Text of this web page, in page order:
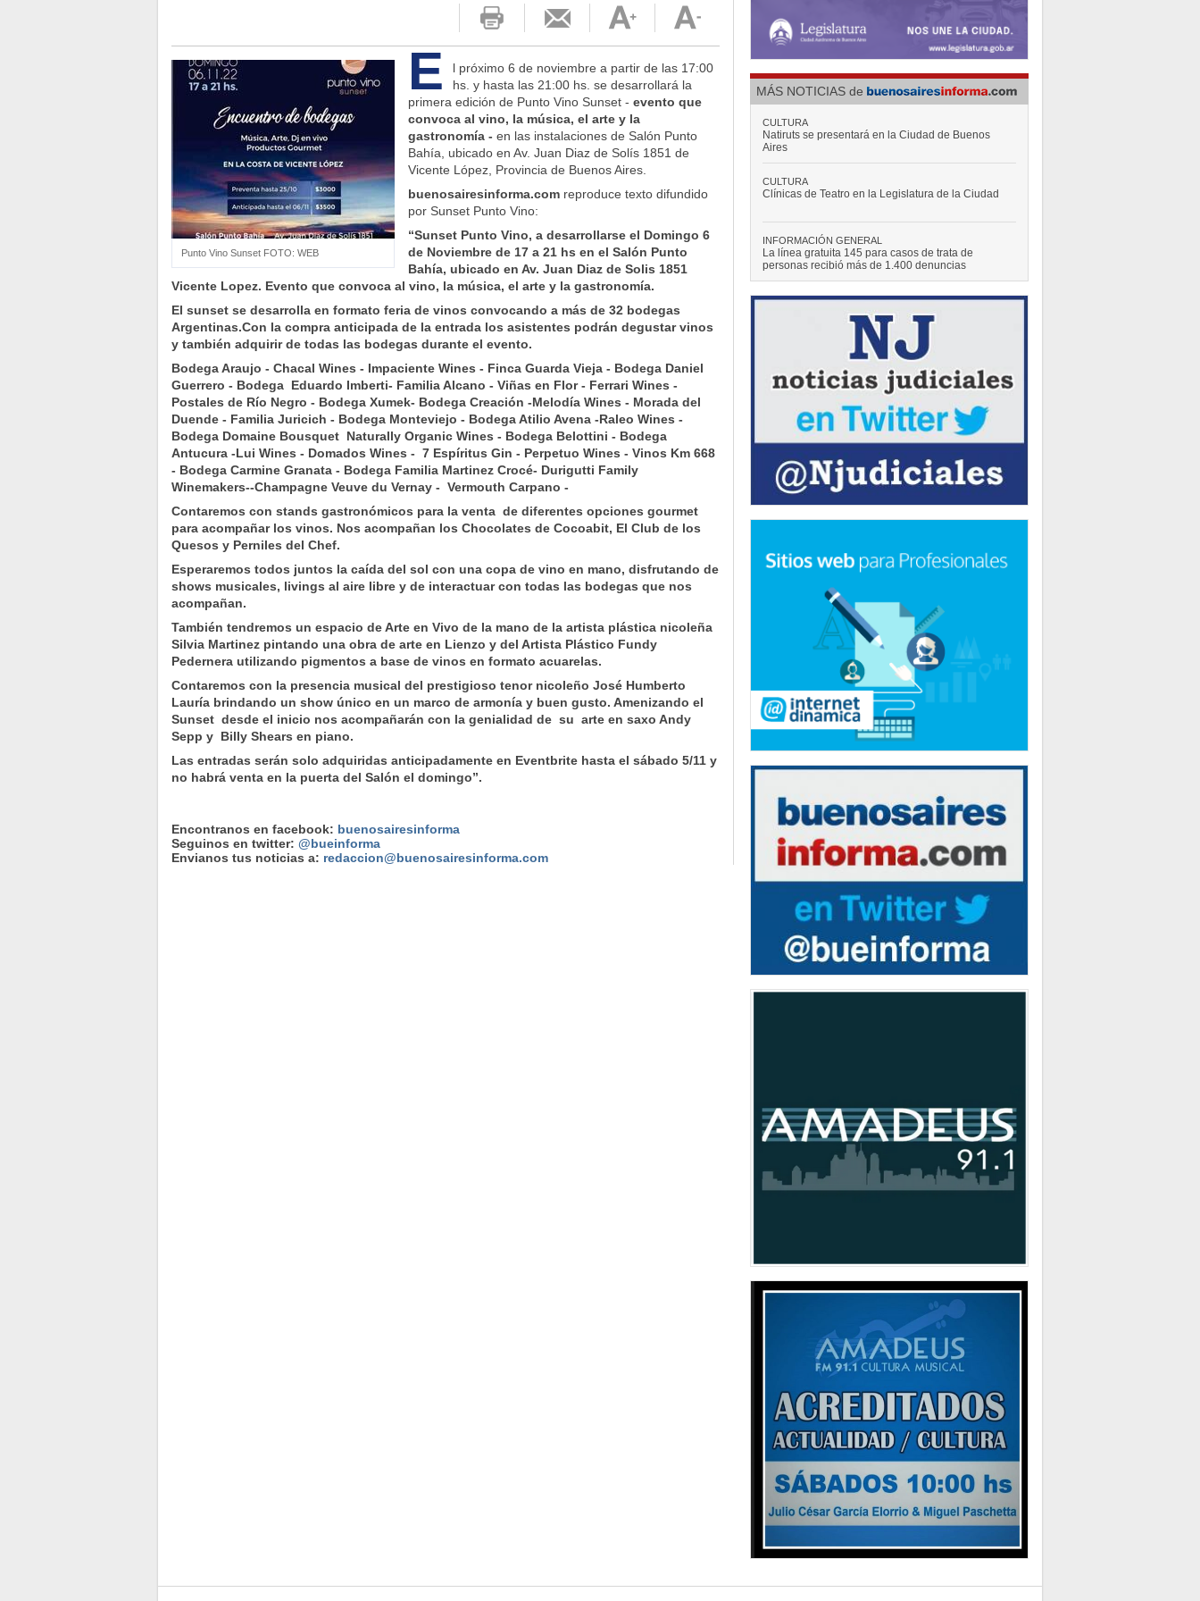
Punto Vino Sunset FOTO: WEB
E
l próximo 6 de noviembre a partir de las 17:00
hs. y hasta las 21:00 hs. se desarrollará la
primera edición de Punto Vino Sunset - evento que
convoca al vino, la música, el arte y la
gastronomía - en las instalaciones de Salón Punto
Bahía, ubicado en Av. Juan Diaz de Solís 1851 de
Vicente López, Provincia de Buenos Aires.
buenosairesinforma.com reproduce texto difundido
por Sunset Punto Vino:
“Sunset Punto Vino, a desarrollarse el Domingo 6
de Noviembre de 17 a 21 hs en el Salón Punto
Bahía, ubicado en Av. Juan Diaz de Solis 1851
Vicente Lopez. Evento que convoca al vino, la música, el arte y la gastronomía.
El sunset se desarrolla en formato feria de vinos convocando a más de 32 bodegas
Argentinas.Con la compra anticipada de la entrada los asistentes podrán degustar vinos
y también adquirir de todas las bodegas durante el evento.
Bodega Araujo - Chacal Wines - Impaciente Wines - Finca Guarda Vieja - Bodega Daniel
Guerrero - Bodega Eduardo Imberti- Familia Alcano - Viñas en Flor - Ferrari Wines -
Postales de Río Negro - Bodega Xumek- Bodega Creación -Melodía Wines - Morada del
Duende - Familia Juricich - Bodega Monteviejo - Bodega Atilio Avena -Raleo Wines -
Bodega Domaine Bousquet Naturally Organic Wines - Bodega Belottini - Bodega
Antucura -Lui Wines - Domados Wines - 7 Espíritus Gin - Perpetuo Wines - Vinos Km 668
- Bodega Carmine Granata - Bodega Familia Martinez Crocé- Durigutti Family
Winemakers--Champagne Veuve du Vernay - Vermouth Carpano -
Contaremos con stands gastronómicos para la venta de diferentes opciones gourmet
para acompañar los vinos. Nos acompañan los Chocolates de Cocoabit, El Club de los
Quesos y Perniles del Chef.
Esperaremos todos juntos la caída del sol con una copa de vino en mano, disfrutando de
shows musicales, livings al aire libre y de interactuar con todas las bodegas que nos
acompañan.
También tendremos un espacio de Arte en Vivo de la mano de la artista plástica nicoleña
Silvia Martinez pintando una obra de arte en Lienzo y del Artista Plástico Fundy
Pedernera utilizando pigmentos a base de vinos en formato acuarelas.
Contaremos con la presencia musical del prestigioso tenor nicoleño José Humberto
Lauría brindando un show único en un marco de armonía y buen gusto. Amenizando el
Sunset desde el inicio nos acompañarán con la genialidad de su arte en saxo Andy
Sepp y Billy Shears en piano.
Las entradas serán solo adquiridas anticipadamente en Eventbrite hasta el sábado 5/11 y
no habrá venta en la puerta del Salón el domingo”.
Encontranos en facebook: buenosairesinforma
Seguinos en twitter: @bueinforma
Envianos tus noticias a: redaccion@buenosairesinforma.com
MÁS NOTICIAS de
El Consejero Gustavo Letner obtiene fondos para
realizar visita en los Estados Unidos de América
Los ciudadanos que no votaron en las pasadas
elecciones deberán regularizar su situación
CULTURA
Natiruts se presentará en la Ciudad de Buenos
Aires
CULTURA
Clínicas de Teatro en la Legislatura de la Ciudad
INFORMACIÓN GENERAL
La línea gratuita 145 para casos de trata de
personas recibió más de 1.400 denuncias
POLÍTICA
"Hemos logrado reducir en un 35 por ciento la
cantidad de residuos que la Ciudad envía a relleno
El Consejero Gustavo Letner obtiene fondos para
realizar visita en los Estados Unidos de América
POLÍTICA
Los ciudadanos que no votaron en las pasadas
elecciones deberán regularizar su situación
CULTURA
Natiruts se presentará en la Ciudad de Buenos
INFORMACIÓN GENERAL
La línea gratuita 145 para casos de trata de
personas recibió más de 1.400 denuncias
"Hemos logrado reducir en un 35 por ciento la
cantidad de residuos que la Ciudad envía a relleno
sanitario”
POLÍTICA
El Consejero Gustavo Letner obtiene fondos para
realizar visita en los Estados Unidos de América
POLÍTICA
elecciones deberán regularizar su situación
CULTURA
Natiruts se presentará en la Ciudad de Buenos
Aires
CULTURA
Clínicas de Teatro en la Legislatura de la Ciudad
INFORMACIÓN GENERAL
La línea gratuita 145 para casos de trata de
POLÍTICA
Los ciudadanos que no votaron en las pasadas
elecciones deberán regularizar su situación
CULTURA
Natiruts se presentará en la Ciudad de Buenos
INFORMACIÓN GENERAL
La línea gratuita 145 para casos de trata de
personas recibió más de 1.400 denuncias
"Hemos logrado reducir en un 35 por ciento la
cantidad de residuos que la Ciudad envía a relleno
sanitario”
POLÍTICA
El Consejero Gustavo Letner obtiene fondos para
realizar visita en los Estados Unidos de América
POLÍTICA
Los ciudadanos que no votaron en las pasadas
elecciones deberán regularizar su situación